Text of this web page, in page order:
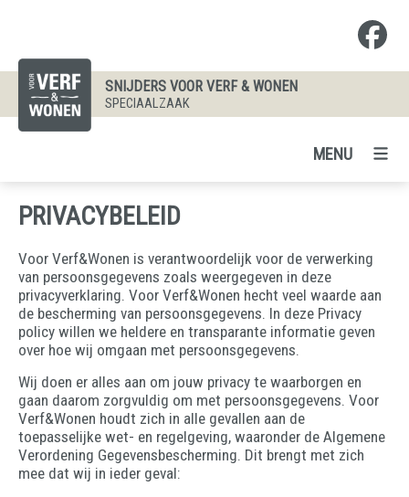
SNIJDERS VOOR VERF & WONEN
SPECIAALZAAK
MENU
PRIVACYBELEID
Voor Verf&Wonen is verantwoordelijk voor de verwerking
van persoonsgegevens zoals weergegeven in deze
privacyverklaring. Voor Verf&Wonen hecht veel waarde aan
de bescherming van persoonsgegevens. In deze Privacy
policy willen we heldere en transparante informatie geven
over hoe wij omgaan met persoonsgegevens.
Wij doen er alles aan om jouw privacy te waarborgen en
gaan daarom zorgvuldig om met persoonsgegevens. Voor
Verf&Wonen houdt zich in alle gevallen aan de
toepasselijke wet- en regelgeving, waaronder de Algemene
Verordening Gegevensbescherming. Dit brengt met zich
mee dat wij in ieder geval: